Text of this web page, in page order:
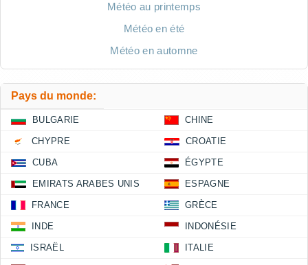
Météo au printemps
Météo en été
Météo en automne
Pays du monde:
BULGARIE CHINE
CHYPRE CROATIE
CUBA ÉGYPTE
EMIRATS ARABES UNIS ESPAGNE
FRANCE GRÈCE
INDE INDONÉSIE
ISRAËL ITALIE